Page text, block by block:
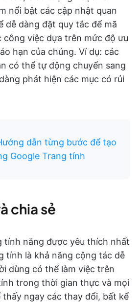
nổi bật các cập nhật quan
dễ dàng đặt quy tắc để mã
công việc dựa trên mức độ ưu
hạn của chúng. Ví dụ: các
có thể tự động chuyển sang
phát hiện các mục có rủi
dẫn từng bước để tạo
Google Trang tính
chia sẻ
tính năng được yêu thích nhất
tính là khả năng cộng tác dễ
dùng có thể làm việc trên
trong thời gian thực và mọi
thấy ngay các thay đổi, bất kể